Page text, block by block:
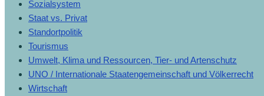
Sozialsystem
Staat vs. Privat
Standortpolitik
Tourismus
Umwelt, Klima und Ressourcen, Tier- und Artenschutz
UNO / Internationale Staatengemeinschaft und Völkerrecht
Wirtschaft